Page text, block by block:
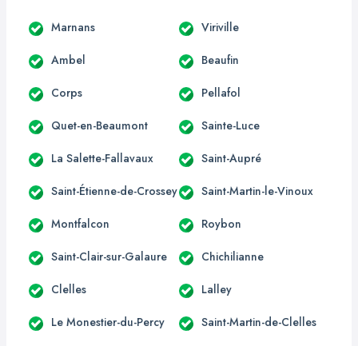
Marnans Viriville
Ambel Beaufin
Corps Pellafol
Quet-en-Beaumont Sainte-Luce
La Salette-Fallavaux Saint-Aupré
Saint-Étienne-de-Crossey Saint-Martin-le-Vinoux
Montfalcon Roybon
Saint-Clair-sur-Galaure Chichilianne
Clelles Lalley
Le Monestier-du-Percy Saint-Martin-de-Clelles